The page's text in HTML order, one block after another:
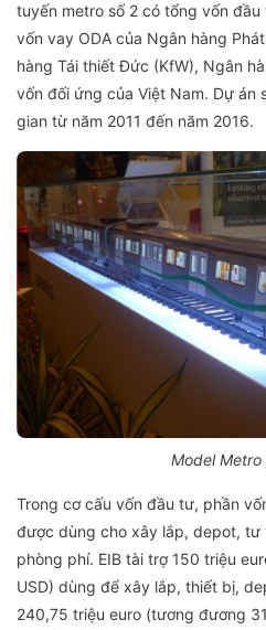
tuyến metro số 2 có tổng vốn
vốn vay ODA của Ngân hàng
hàng Tái thiết Đức (KfW), Ngân
vốn đối ứng của Việt Nam. Dự án
gian từ năm 2011 đến năm 2016.
Model Metro product
Trong cơ cấu vốn đầu tư, phần
được dùng cho xây lắp, depot, tư
phòng phí. EIB tài trợ 150 triệu
USD) dùng để xây lắp, thiết bị,
240,75 triệu euro (tương đương